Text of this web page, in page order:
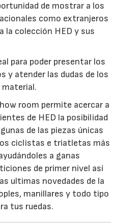
de mostrar a los
como extranjeros
la colección HED y sus
para poder presentar los
y atender las dudas de los
room permite acercar a
de HED la posibilidad
de las piezas únicas
ciclistas e triatletas más
a ganas
de primer nivel así
ultimas novedades de la
manillares y todo tipo
tus ruedas.